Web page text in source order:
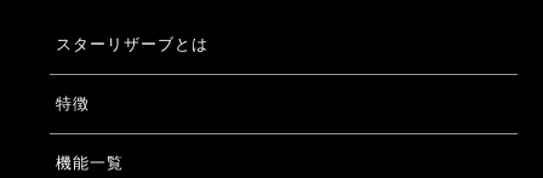
スターリザーブとは
特徴
機能一覧